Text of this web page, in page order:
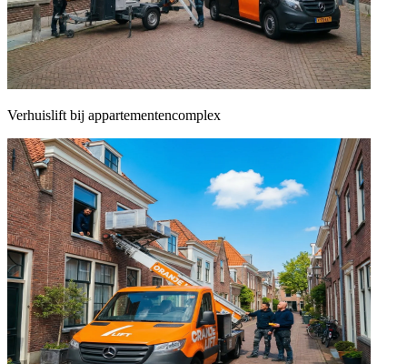
Verhuislift bij appartementencomplex